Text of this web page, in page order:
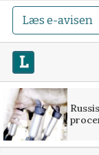
Læs e-avisen